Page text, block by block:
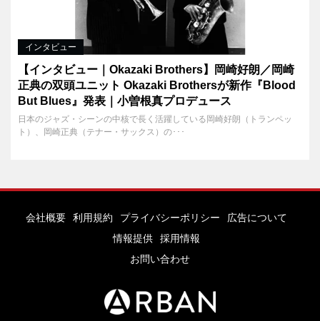
インタビュー
【インタビュー｜Okazaki Brothers】岡崎好朗／岡崎
正典の双頭ユニット Okazaki Brothersが新作『Blood
But Blues』発表｜小曽根真プロデュース
日本のジャズ・シーンの中核で長く活躍している岡崎好朗（トランペッ
ト）、岡崎正典（テナー・サックス）の･･･
会社概要 利用規約 プライバシーポリシー
広告について
情報提供
採用情報
お問い合わせ